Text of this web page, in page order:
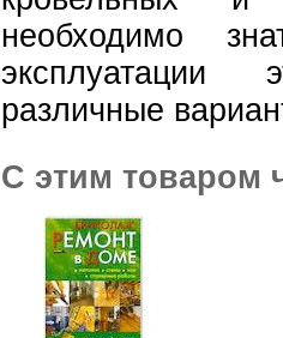
необходимо
различные
С этим товаром